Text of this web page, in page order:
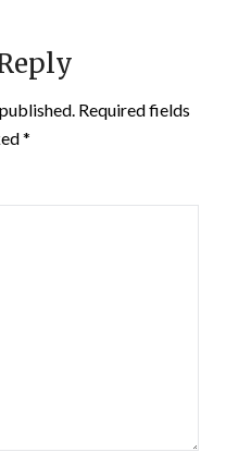
Required fields
*